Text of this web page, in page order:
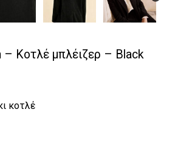
– Κοτλέ μπλέιζερ – Black
κοτλέ